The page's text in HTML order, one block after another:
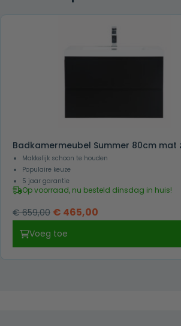
Badkamermeubel Summer 80cm mat
Makkelijk schoon te houden
Populaire keuze
5 jaar garantie
Op voorraad, nu besteld dinsdag in huis!
€659,00 Oorspronkelijke
€ 659,00.
€ 465,00
€ 465,00.
Voeg toe